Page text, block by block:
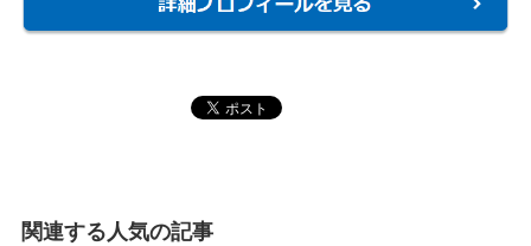
関連する人気の記事